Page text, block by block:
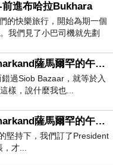
進布哈拉Bukhara
的快樂旅行，開始為期一個
我們見了小巴司機就先劃
(九)烏茲別克Samarkand薩馬爾罕的午后---市場篇
過Siob Bazaar，就等於入
樣，說什麼我也...
(八)烏茲別克Samarkand薩馬爾罕的午后---婚禮篇
堅持下，我們訂了President
才...